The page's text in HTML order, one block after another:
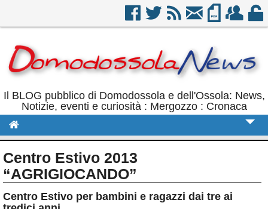
Il BLOG pubblico di Domodossola e dell'Ossola: News,
Notizie, eventi e curiosità : Mergozzo : Cronaca
Politica
Sport
Centro Estivo 2013
“AGRIGIOCANDO”
Centro Estivo per bambini e ragazzi dai tre ai